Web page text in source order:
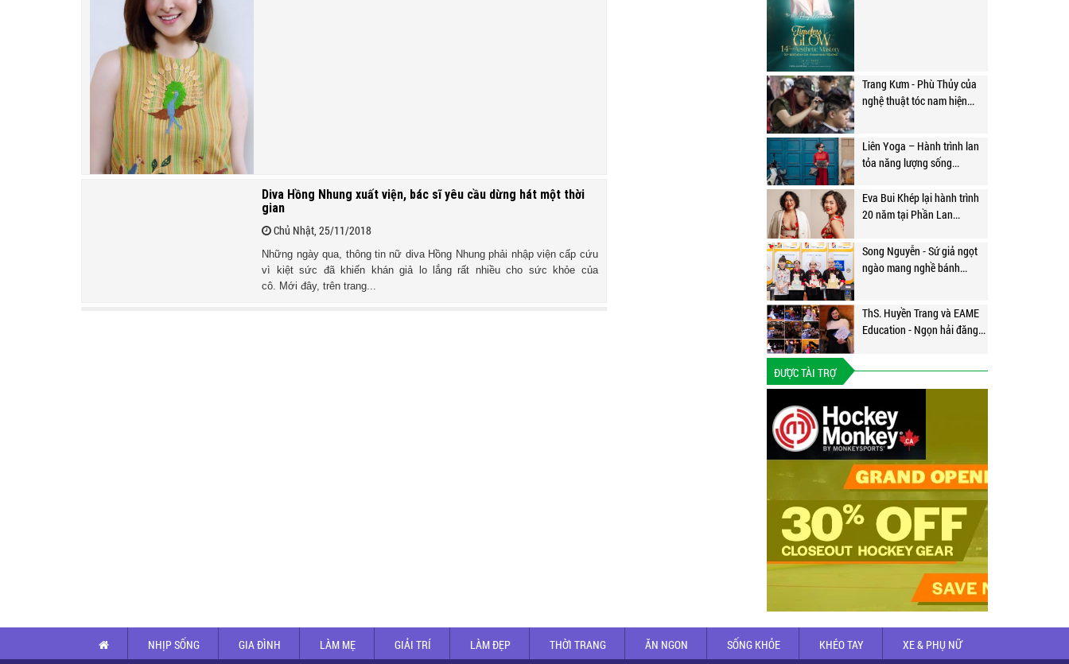
Diva Hồng Nhung xuất viện, bác sĩ yêu cầu dừng hát một thời
gian
Chủ Nhật, 25/11/2018
Những ngày qua, thông tin nữ diva Hồng Nhung phải nhập viện cấp cứu
vì kiệt sức đã khiến khán giả lo lắng rất nhiều cho sức khỏe của
cô. Mới đây, trên trang...
Trang Kưm - Phù Thủy của
nghệ thuật tóc nam hiện...
Liên Yoga – Hành trình lan
tỏa năng lượng sống...
Eva Bui Khép lại hành trình
20 năm tại Phần Lan...
Song Nguyễn - Sứ giả ngọt
ngào mang nghề bánh...
ThS. Huyền Trang và EAME
Education - Ngọn hải đăng...
ĐƯỢC TÀI TRỢ
NHỊP SỐNG GIA ĐÌNH LÀM MẸ GIẢI TRÍ LÀM ĐẸP THỜI TRANG ĂN NGON SỐNG KHỎE KHÉO TAY XE & PHỤ NỮ